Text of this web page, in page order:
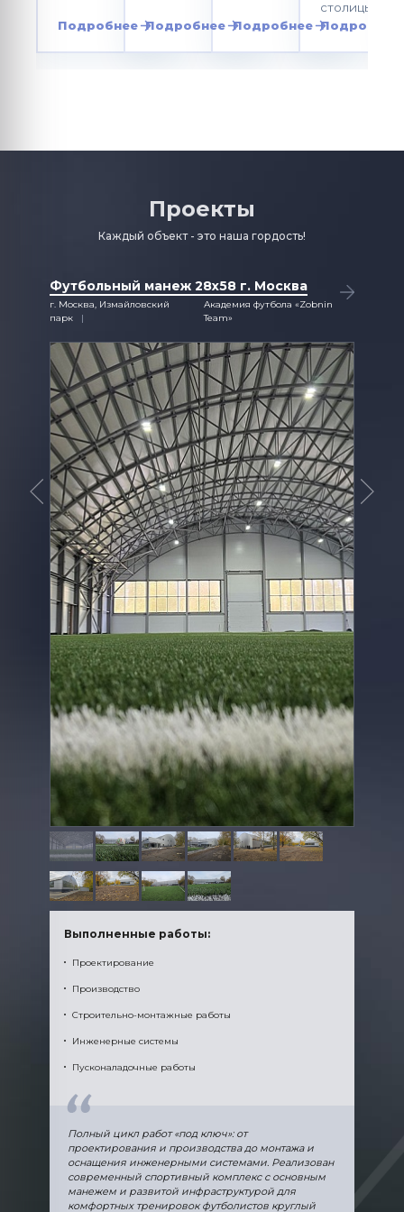
Подробнее Подробнее Подробнее
столицы.
Подробнее
Проекты
Каждый объект - это наша гордость!
Футбольный манеж 28х58 г. Москва
г. Москва, Измайловский
парк
Академия футбола «Zobnin
Team»
Выполненные работы:
Проектирование
Производство
Строительно-монтажные работы
Инженерные системы
Пусконаладочные работы
Полный цикл работ «под ключ»: от
проектирования и производства до монтажа и
оснащения инженерными системами. Реализован
современный спортивный комплекс с основным
манежем и развитой инфраструктурой для
комфортных тренировок футболистов круглый